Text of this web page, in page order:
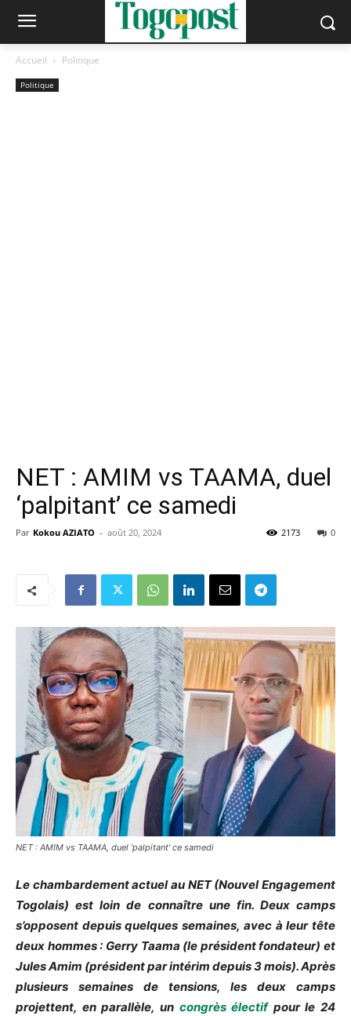
Accueil Politique
Politique
NET : AMIM vs TAAMA, duel
‘palpitant’ ce samedi
Par Kokou AZIATO - août 20, 2024 0
2173
NET : AMIM vs TAAMA, duel 'palpitant' ce samedi
Le chambardement actuel au NET (Nouvel Engagement
Togolais) est loin de connaître une fin. Deux camps
s’opposent depuis quelques semaines, avec à leur tête
deux hommes : Gerry Taama (le président fondateur) et
Jules Amim (président par intérim depuis 3 mois). Après
plusieurs semaines de tensions, les deux camps
projettent, en parallèle, un congrès électifpour le 24